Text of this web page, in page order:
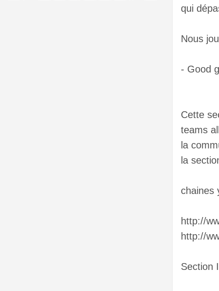
qui
Nous
- Good
Cette
teams
la
la
chaines
http://
http://
Section